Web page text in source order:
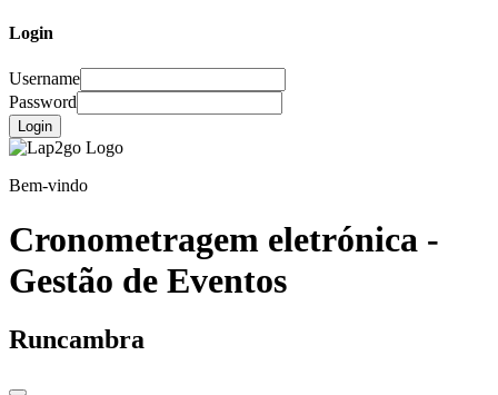
Login
Username
Password
Login
Bem-vindo
Cronometragem eletrónica -
Gestão de Eventos
Runcambra